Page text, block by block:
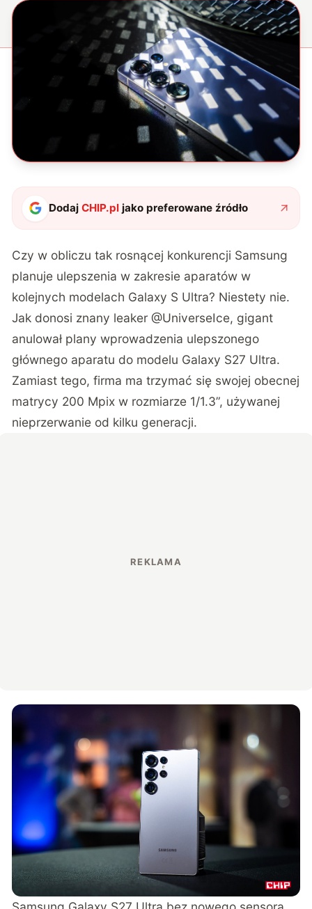
DodajCHIP.pl jako preferowane źródło
Czy w obliczu tak rosnącej konkurencji Samsung
planuje ulepszenia w zakresie aparatów w
kolejnych modelach Galaxy S Ultra? Niestety nie.
Jak donosi znany leaker@UniverseIce, gigant
anulował plany wprowadzenia ulepszonego
głównego aparatu do modelu Galaxy S27 Ultra.
Zamiast tego, firma ma trzymać się swojej obecnej
matrycy 200 Mpix w rozmiarze 1/1.3”, używanej
nieprzerwanie od kilku generacji.